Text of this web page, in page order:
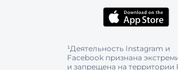
¹Деятельность Instagram и
Facebook признана
и запрещена на территории